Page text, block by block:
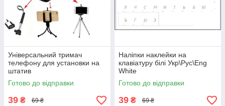
Універсальний тримач
телефону для установки на
штатив
Готово до відправки
39 ₴ 69 ₴
Наліпки наклейки на
клавіатуру білі Укр\Рус\Eng
White
Готово до відправки
39 ₴ 69 ₴